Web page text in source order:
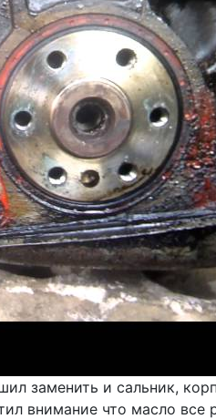
заменить и сальник,
внимание что масло все